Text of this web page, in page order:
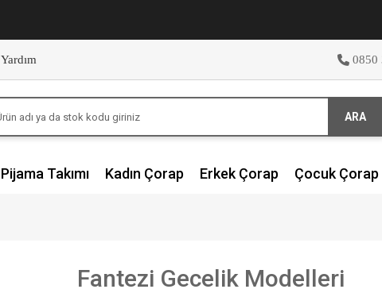
Yardım 0850
ARA
Pijama Takımı Kadın Çorap Erkek Çorap Çocuk Çorap
Fantezi Gecelik Modelleri